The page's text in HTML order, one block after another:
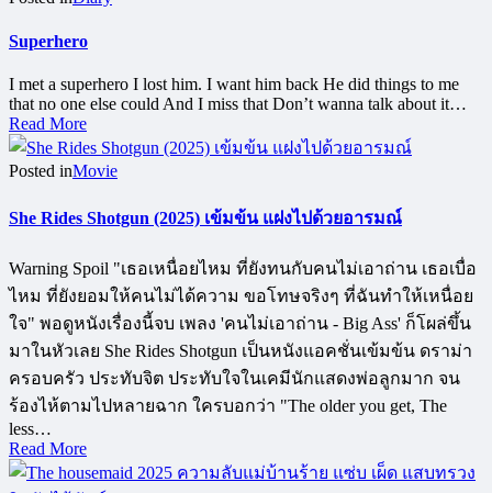
Superhero
I met a superhero I lost him. I want him back He did things to me
that no one else could And I miss that Don’t wanna talk about it…
Read More
Posted inMovie
She Rides Shotgun (2025) เข้มข้น แฝงไปด้วยอารมณ์
Warning Spoil "เธอเหนื่อยไหม ที่ยังทนกับคนไม่เอาถ่าน เธอเบื่อ
ไหม ที่ยังยอมให้คนไม่ได้ความ ขอโทษจริงๆ ที่ฉันทำให้เหนื่อย
ใจ" พอดูหนังเรื่องนี้จบ เพลง 'คนไม่เอาถ่าน - Big Ass' ก็โผล่ขึ้น
มาในหัวเลย She Rides Shotgun เป็นหนังแอคชั่นเข้มข้น ดราม่า
ครอบครัว ประทับจิต ประทับใจในเคมีนักแสดงพ่อลูกมาก จน
ร้องไห้ตามไปหลายฉาก ใครบอกว่า "The older you get, The
less…
Read More